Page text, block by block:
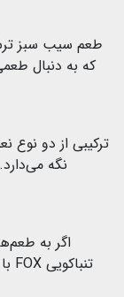
طعم سیب سبز
که به دنبال
ترکیبی از دو نوع
نگه
اگر به